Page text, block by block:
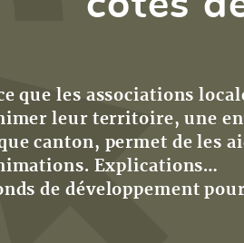
que les associations
leur territoire, une
canton, permet de les
Explications…
de développement